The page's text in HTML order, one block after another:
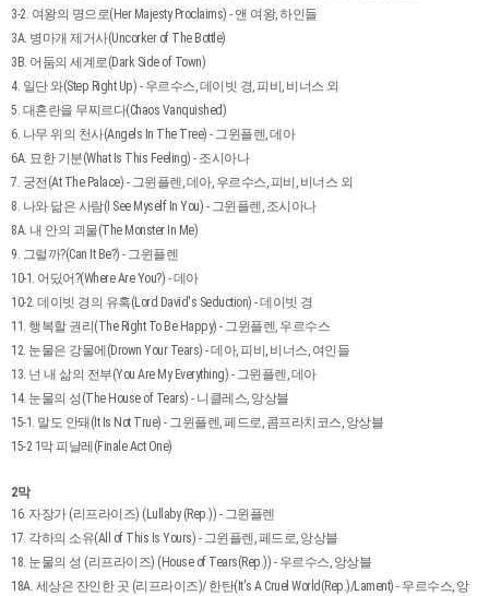
3-2. 여왕의 명으로(Her Majesty Proclaims) - 앤 여왕, 하인들
3A. 병마개 제거사(Uncorker of The Bottle)
3B. 어둠의 세계로(Dark Side of Town)
4. 일단 와(Step Right Up) - 우르수스, 데이빗 경, 피비, 비너스 외
5. 대혼란을 무찌르다(Chaos Vanquished)
6. 나무 위의 천사(Angels In The Tree) - 그윈플렌, 데아
6A. 묘한 기분(What Is This Feeling) - 조시아나
7. 궁전(At The Palace) - 그윈플렌, 데아, 우르수스, 피비, 비너스 외
8. 나와 닮은 사람(I See Myself In You) - 그윈플렌, 조시아나
8A. 내 안의 괴물(The Monster In Me)
9. 그럴까?(Can It Be?) - 그윈플렌
10-1. 어딨어?(Where Are You?) - 데아
10-2. 데이빗 경의 유혹(Lord David's Seduction) - 데이빗 경
11. 행복할 권리(The Right To Be Happy) - 그윈플렌, 우르수스
12. 눈물은 강물에(Drown Your Tears) - 데아, 피비, 비너스, 여인들
13. 넌 내 삶의 전부(You Are My Everything) - 그윈플렌, 데아
14. 눈물의 성(The House of Tears) - 니클레스, 앙상블
15-1. 말도 안돼(It Is Not True) - 그윈플렌, 페드로, 콤프라치코스, 앙상블
15-2 1막 피날레(Finale Act One)
2막
16. 자장가 (리프라이즈) (Lullaby (Rep.)) - 그윈플렌
17. 각하의 소유(All of This Is Yours) - 그윈플렌, 페드로, 앙상블
18. 눈물의 성 (리프라이즈) (House of Tears(Rep.)) - 우르수스, 앙상블
18A. 세상은 잔인한 곳 (리프라이즈)/ 한탄(It's A Cruel World(Rep.)/Lament) - 우르수스, 앙